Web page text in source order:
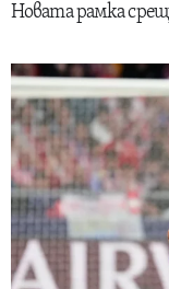
Новата рамка